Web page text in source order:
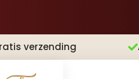
verzending 